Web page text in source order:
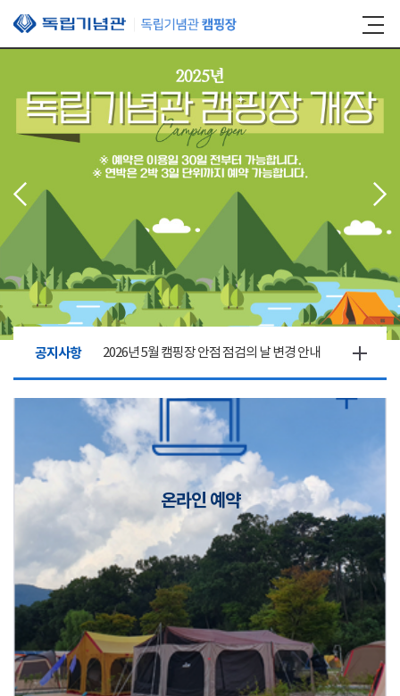
본문 바로가기
공지사항 2026년 5월 캠핑장 안점 점검의 날 변경 안내
캠핑장(9월1일~6일) 미운영 공지
2026년 5월 캠핑장 안점 점검의 날 변경 안내
캠핑장(9월1일~6일) 미운영 공지
2026년 5월 캠핑장 안점 점검의 날 변경 안내
온라인 예약